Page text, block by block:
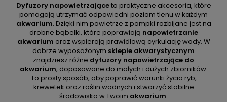
Dyfuzory napowietrzająceto praktyczne akcesoria, które
pomagają utrzymać odpowiedni poziom tlenu w każdym
akwarium. Dzięki nim powietrze z pompki rozbijane jest na
drobne bąbelki, które poprawiają napowietrzanie
akwarium oraz wspierają prawidłową cyrkulację wody. W
dobrze wyposażonym sklepie akwarystycznym
znajdziesz różne dyfuzory napowietrzające do
akwarium, dopasowane do małych i dużych zbiorników.
To prosty sposób, aby poprawić warunki życia ryb,
krewetek oraz roślin wodnych i stworzyć stabilne
środowisko w Twoim akwarium.